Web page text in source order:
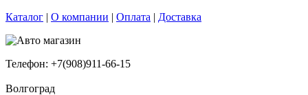
Каталог | О компании | Оплата | Доставка
Телефон: +7(908)911-66-15
Волгоград